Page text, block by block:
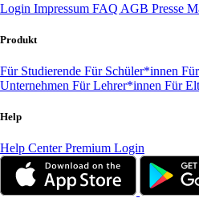
Login Impressum FAQ AGB Presse
Produkt
Für Studierende Für Schüler*innen
Unternehmen Für Lehrer*innen Für
Help
Help CenterPremium Login